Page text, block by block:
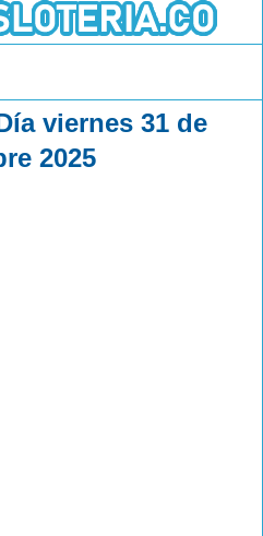
viernes 31 de
2025